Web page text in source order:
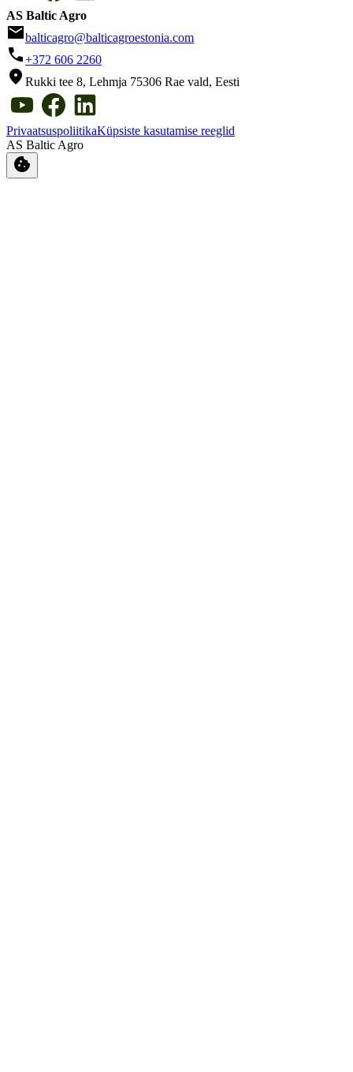
AS Baltic Agro
emailbalticagro@balticagroestonia.com
phone+372 606 2260
location_on Rukki tee 8, Lehmja 75306 Rae vald, Eesti
PrivaatsuspoliitikaKüpsiste kasutamise reeglid
AS Baltic Agro
cookie